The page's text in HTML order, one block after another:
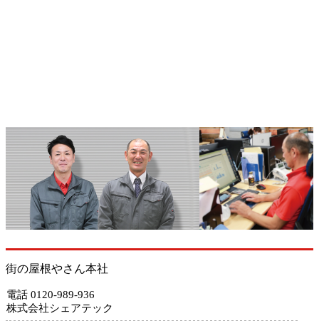
街の屋根やさん本社
電話 0120-989-936
株式会社シェアテック